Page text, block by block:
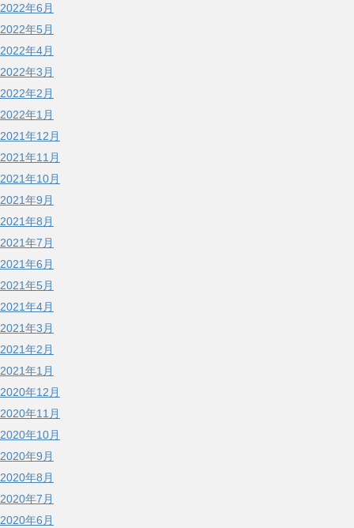
2022年6月
2022年5月
2022年4月
2022年3月
2022年2月
2022年1月
2021年12月
2021年11月
2021年10月
2021年9月
2021年8月
2021年7月
2021年6月
2021年5月
2021年4月
2021年3月
2021年2月
2021年1月
2020年12月
2020年11月
2020年10月
2020年9月
2020年8月
2020年7月
2020年6月